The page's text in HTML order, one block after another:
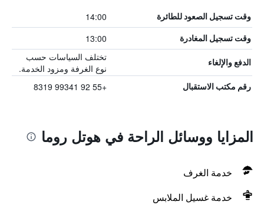
وقت تسجيل الصعود للطائرة 14:00
وقت تسجيل المغادرة 13:00
الدفع والإلغاء
تختلف السياسات حسب
نوع الغرفة ومزود الخدمة.
رقم مكتب الاستقبال +55 92 99341 8319
المزايا ووسائل الراحة في هوتل روما
خدمة الغرف
خدمة غسيل الملابس